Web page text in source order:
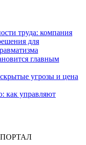
труда: компания
для
главным
угрозы и цена
как управляют